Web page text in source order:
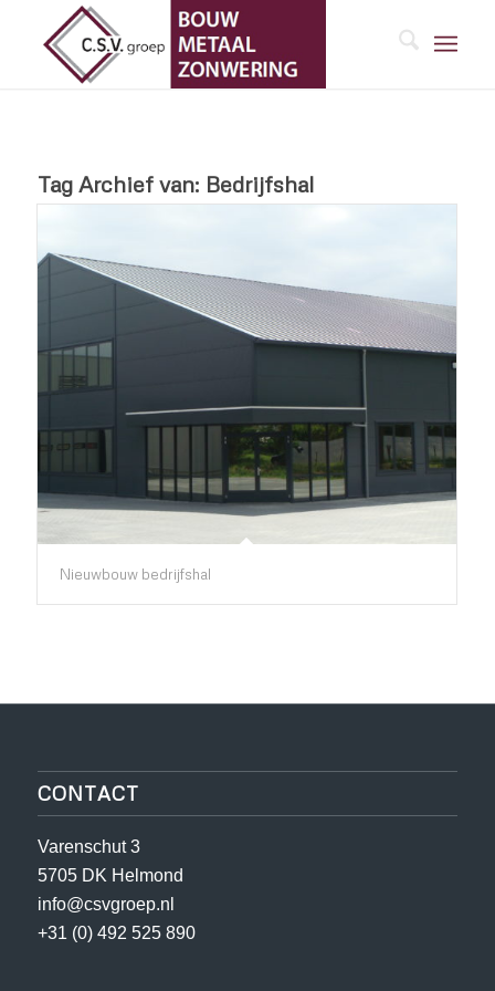
Tag Archief van: Bedrijfshal
Nieuwbouw bedrijfshal
CONTACT
Varenschut 3
5705 DK Helmond
info@csvgroep.nl
+31 (0) 492 525 890